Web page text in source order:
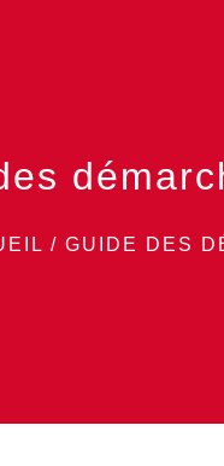
/ GUIDE DES